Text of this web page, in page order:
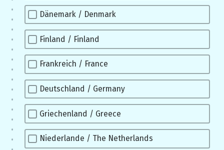
Dänemark / Denmark
Finland / Finland
Frankreich / France
Deutschland / Germany
Griechenland / Greece
Niederlande / The Netherlands